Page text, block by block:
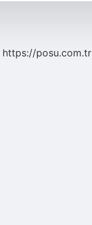
https://posu.com.tr